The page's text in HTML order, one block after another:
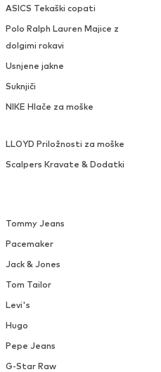
ASICS Tekaški copati
Polo Ralph Lauren Majice z
dolgimi rokavi
Usnjene jakne
Suknjiči
NIKE Hlače za moške
LLOYD Priložnosti za moške
Scalpers Kravate & Dodatki
Tommy Jeans
Pacemaker
Jack & Jones
Tom Tailor
Levi's
Hugo
Pepe Jeans
G-Star Raw